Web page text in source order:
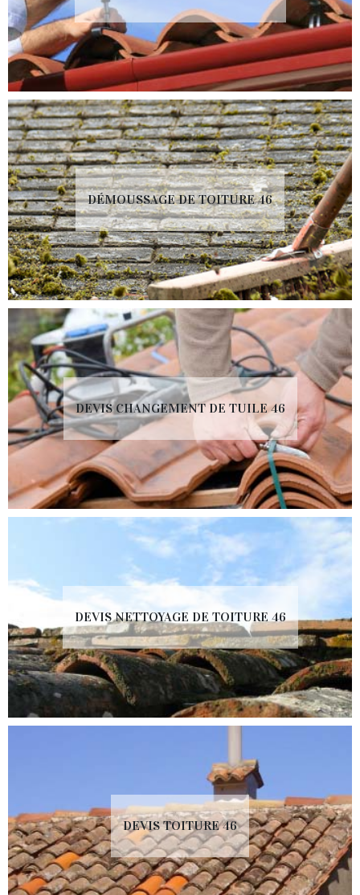
DÉMOUSSAGE DE TOITURE 46
DEVIS CHANGEMENT DE TUILE 46
DEVIS NETTOYAGE DE TOITURE 46
DEVIS TOITURE 46